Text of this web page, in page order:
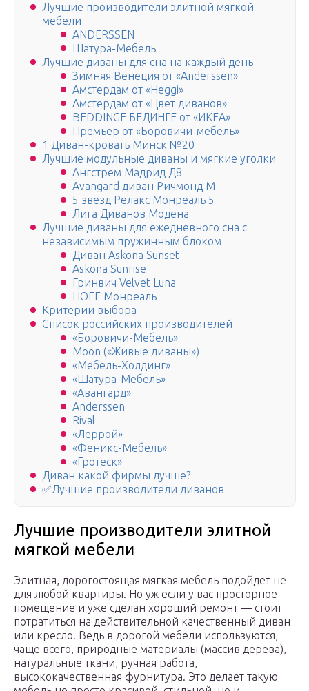
Лучшие производители элитной мягкой
мебели
ANDERSSEN
Шатура-Мебель
Лучшие диваны для сна на каждый день
Зимняя Венеция от «Anderssen»
Амстердам от «Heggi»
Амстердам от «Цвет диванов»
BEDDINGE БЕДИНГЕ от «ИКЕА»
Премьер от «Боровичи-мебель»
1 Диван-кровать Минск №20
Лучшие модульные диваны и мягкие уголки
Ангстрем Мадрид Д8
Avangard диван Ричмонд М
5 звезд Релакс Монреаль 5
Лига Диванов Модена
Лучшие диваны для ежедневного сна с
независимым пружинным блоком
Диван Askona Sunset
Askona Sunrise
Гринвич Velvet Luna
HOFF Монреаль
Критерии выбора
Список российских производителей
«Боровичи-Мебель»
Moon («Живые диваны»)
«Мебель-Холдинг»
«Шатура-Мебель»
«Авангард»
Anderssen
Rival
«Леррой»
«Феникс-Мебель»
«Гротеск»
Диван какой фирмы лучше?
✅Лучшие производители диванов
Лучшие производители элитной
мягкой мебели
Элитная, дорогостоящая мягкая мебель подойдет не
для любой квартиры. Но уж если у вас просторное
помещение и уже сделан хороший ремонт — стоит
потратиться на действительной качественный диван
или кресло. Ведь в дорогой мебели используются,
чаще всего, природные материалы (массив дерева),
натуральные ткани, ручная работа,
высококачественная фурнитура. Это делает такую